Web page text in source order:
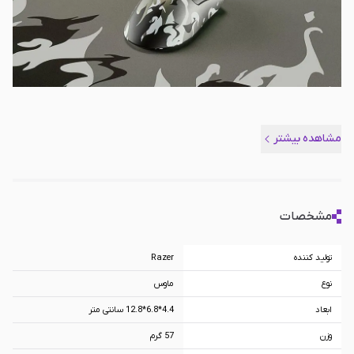
مشاهده بیشتر
مشخصات
تولید کننده Razer
نوع ماوس
ابعاد 4.4*6.8*12.8 سانتی متر
وزن 57 گرم